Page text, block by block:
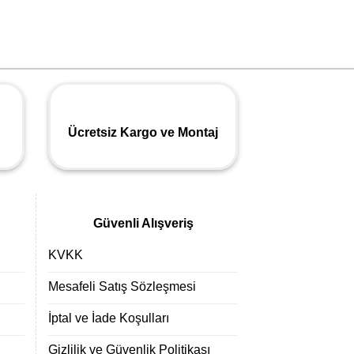
Ücretsiz Kargo ve Montaj
Güvenli Alışveriş
KVKK
Mesafeli Satış Sözleşmesi
İptal ve İade Koşulları
Gizlilik ve Güvenlik Politikası